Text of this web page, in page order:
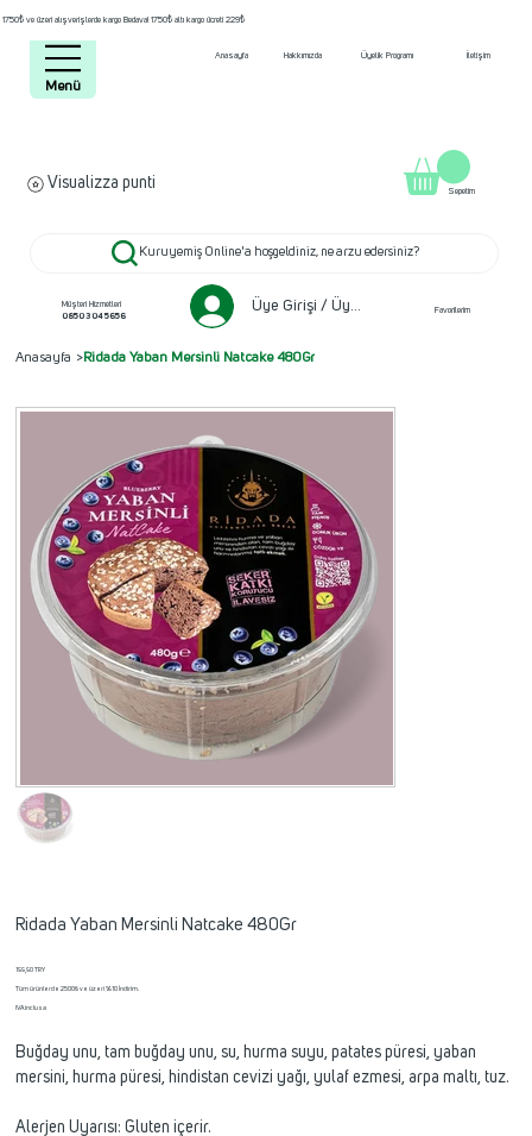
1750₺ ve üzeri alışverişlerde kargo Bedava! 1750₺ altı kargo ücreti 229₺
Anasayfa Hakkımızda Üyelik Programı İletişim
Kuruyemiş Online'a hoşgeldiniz, ne arzu edersiniz?
Müşteri Hizmetleri
0850 304 5656
Üye Girişi / Üye ol
Visualizza punti
Favorilerim
Sepetim
Menü
Anasayfa >Ridada Yaban Mersinli Natcake 480Gr
Ridada Yaban Mersinli Natcake 480Gr
Prezzo
199,90 TRY
Tüm ürünlerde 2500₺ ve üzeri %10 İndirim.
IVA inclusa
Buğday unu, tam buğday unu, su, hurma suyu, patates püresi, yaban
mersini, hurma püresi, hindistan cevizi yağı, yulaf ezmesi, arpa maltı, tuz.
Alerjen Uyarısı: Gluten içerir.